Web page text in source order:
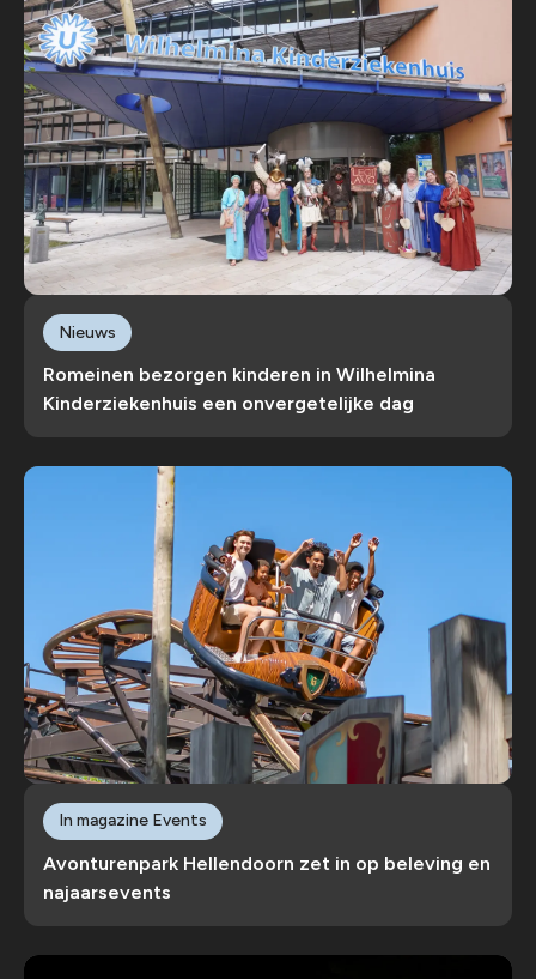
Romeinen bezorgen kinderen in Wilhelmina
Kinderziekenhuis een onvergetelijke dag
Nieuws
Avonturenpark Hellendoorn zet in op beleving en
najaarsevents
In magazine Events